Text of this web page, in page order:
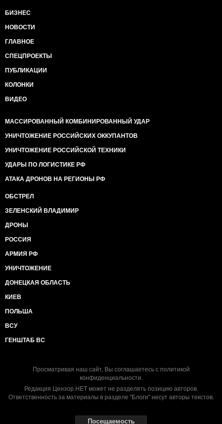
БИЗНЕС
НОВОСТИ
ГЛАВНОЕ
СПЕЦПРОЕКТЫ
ПУБЛИКАЦИИ
КОЛОНКИ
ВИДЕО
МАССИРОВАННЫЙ КОМБИНИРОВАННЫЙ УДАР
УНИЧТОЖЕНИЕ РОССИЙСКИХ ОККУПАНТОВ
УНИЧТОЖЕНИЕ РОССИЙСКОЙ ТЕХНИКИ
УДАРЫ ПО ЛОГИСТИКЕ РФ
АТАКА ДРОНОВ НА РЕГИОНЫ РФ
ОБСТРЕЛ
ЗЕЛЕНСКИЙ ВЛАДИМИР
ДРОНЫ
РОССИЯ
АРМИЯ РФ
УНИЧТОЖЕНИЕ
ДОНЕЦКАЯ ОБЛАСТЬ
КИЕВ
ПОЛЬША
ВСУ
ГЕНШТАБ ВС
Просматривая наш сайт, Вы соглашаетесь с политикой
конфиденциальности.
Редакция Цензор.НЕТ может не разделять позицию авторов.
Ответственность за материалы в разделе "Блоги" несут авторы текстов.
Посещаемость